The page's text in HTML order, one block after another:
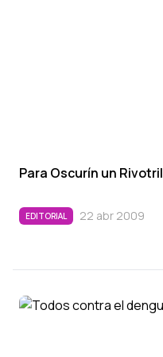
Para Oscurí­n un Rivotril
EDITORIAL 22 abr 2009